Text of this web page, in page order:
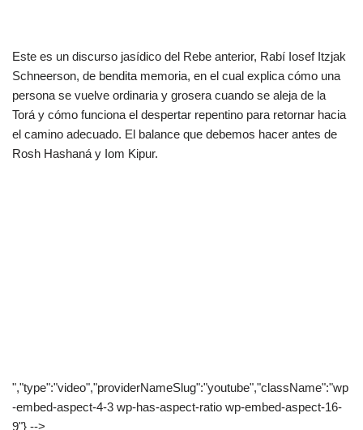
Este es un discurso jasídico del Rebe anterior, Rabí Iosef Itzjak
Schneerson, de bendita memoria, en el cual explica cómo una
persona se vuelve ordinaria y grosera cuando se aleja de la
Torá y cómo funciona el despertar repentino para retornar hacia
el camino adecuado. El balance que debemos hacer antes de
Rosh Hashaná y Iom Kipur.
","type":"video","providerNameSlug":"youtube","className":"wp
-embed-aspect-4-3 wp-has-aspect-ratio wp-embed-aspect-16-
9"} -->